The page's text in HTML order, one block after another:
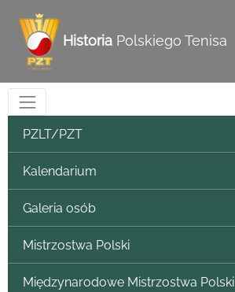
Historia Polskiego Tenisa
PZLT/PZT
Kalendarium
Galeria osób
Mistrzostwa Polski
Międzynarodowe Mistrzostwa Polski